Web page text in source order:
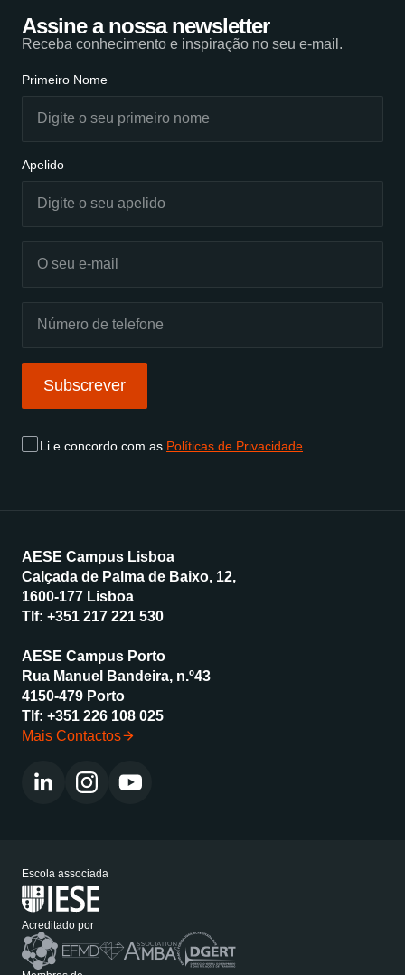
Assine a nossa newsletter
Receba conhecimento e inspiração no seu e-mail.
Primeiro Nome
Apelido
Subscrever
Li e concordo com as Políticas de Privacidade
AESE Campus Lisboa
Calçada de Palma de Baixo, 12,
1600-177 Lisboa
Tlf: +351 217 221 530
AESE Campus Porto
Rua Manuel Bandeira, n.º43
4150-479 Porto
Tlf: +351 226 108 025
Mais Contactos
Escola associada
Acreditado por